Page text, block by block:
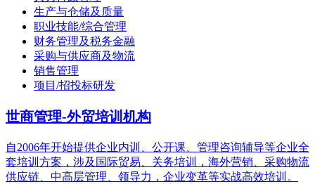
生产与仓储及质量
职业技能/综合管理
财务管理及税务金融
采购与供应商及物流
销售管理
项目/招投标研发
世商管理-外贸培训机构
自2006年开始提供企业内训、公开课、管理咨询辅导等企业全
套培训方案，涉及国际贸易、关务培训，海外营销、采购物流
供应链、中高层管理、领导力，企业变革等实战高效培训。